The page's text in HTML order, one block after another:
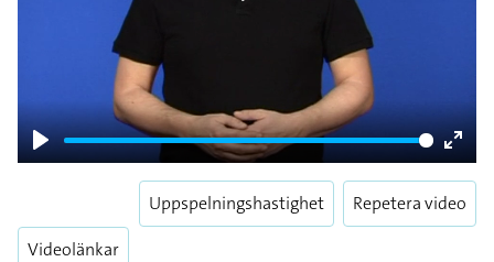
Play
Enter
Videolänkar
Uppspelningshastighet Repetera video